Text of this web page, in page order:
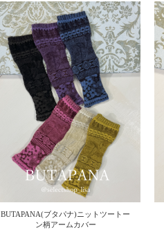
BUTAPANA(ブタパナ)ニットツートー
ン柄アームカバー